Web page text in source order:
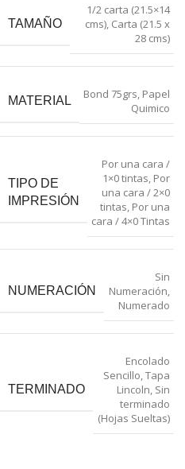
TAMAÑO
1/2 carta (21.5×14
cms), Carta (21.5 x
28 cms)
MATERIAL Bond 75grs, Papel
Quimico
TIPO DE
IMPRESIÓN
Por una cara /
1×0 tintas, Por
una cara / 2×0
tintas, Por una
cara / 4×0 Tintas
NUMERACIÓN
Sin
Numeración,
Numerado
TERMINADO
Encolado
Sencillo,Tapa
Lincoln, Sin
terminado
(Hojas Sueltas)